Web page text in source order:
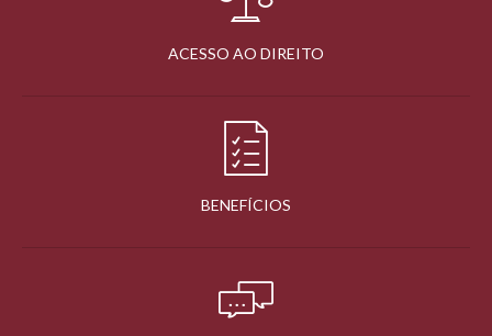
ACESSO AO DIREITO
BENEFÍCIOS